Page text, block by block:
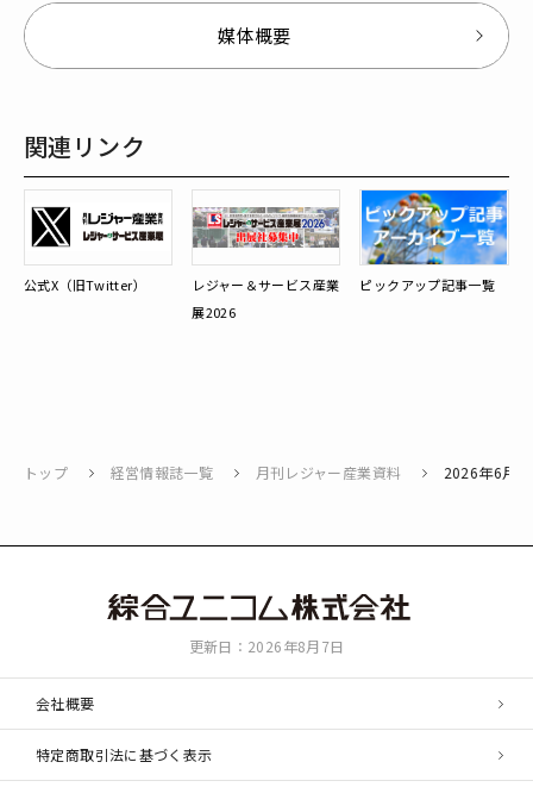
媒体概要
関連リンク
公式X（旧Twitter）
レジャー＆サービス産業
展2026
ピックアップ記事一覧
トップ 経営情報誌一覧 月刊レジャー産業資料 2026年6月号
ニ
コ
更新日：2026年8月7日
会社概要
特定商取引法に基づく表示